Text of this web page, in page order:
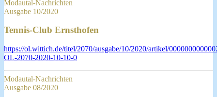
Modautal-Nachrichten
Ausgabe 10/2020
Tennis-Club Ernsthofen
https://ol.wittich.de/titel/2070/ausgabe/10/2020/artikel/
OL-2070-2020-10-10-0
Modautal-Nachrichten
Ausgabe 08/2020